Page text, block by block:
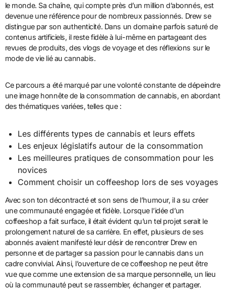
le monde. Sa chaîne, qui compte près d’un million d’abonnés, est
devenue une référence pour de nombreux passionnés. Drew se
distingue par son authenticité. Dans un domaine parfois saturé de
contenus artificiels, il reste fidèle à lui-même en partageant des
revues de produits, des vlogs de voyage et des réflexions sur le
mode de vie lié au cannabis.
Ce parcours a été marqué par une volonté constante de dépeindre
une image honnête de la consommation de cannabis, en abordant
des thématiques variées, telles que :
Les différents types de cannabis et leurs effets
Les enjeux législatifs autour de la consommation
Les meilleures pratiques de consommation pour les
novices
Comment choisir un coffeeshop lors de ses voyages
Avec son ton décontracté et son sens de l’humour, il a su créer
une communauté engagée et fidèle. Lorsque l’idée d’un
coffeeshop a fait surface, il était évident qu’un tel projet serait le
prolongement naturel de sa carrière. En effet, plusieurs de ses
abonnés avaient manifesté leur désir de rencontrer Drew en
personne et de partager sa passion pour le cannabis dans un
cadre convivial. Ainsi, l’ouverture de ce coffeeshop ne peut être
vue que comme une extension de sa marque personnelle, un lieu
où la communauté peut se rassembler, échanger et partager.